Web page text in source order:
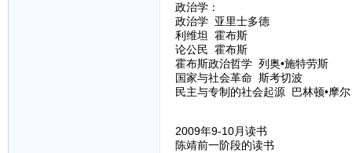
政治学：
政治学 亚里士多德
利维坦 霍布斯
论公民 霍布斯
霍布斯政治哲学 列奥•施特劳斯
国家与社会革命 斯考切波
民主与专制的社会起源 巴林顿•摩尔
2009年9-10月读书
陈靖前一阶段的读书